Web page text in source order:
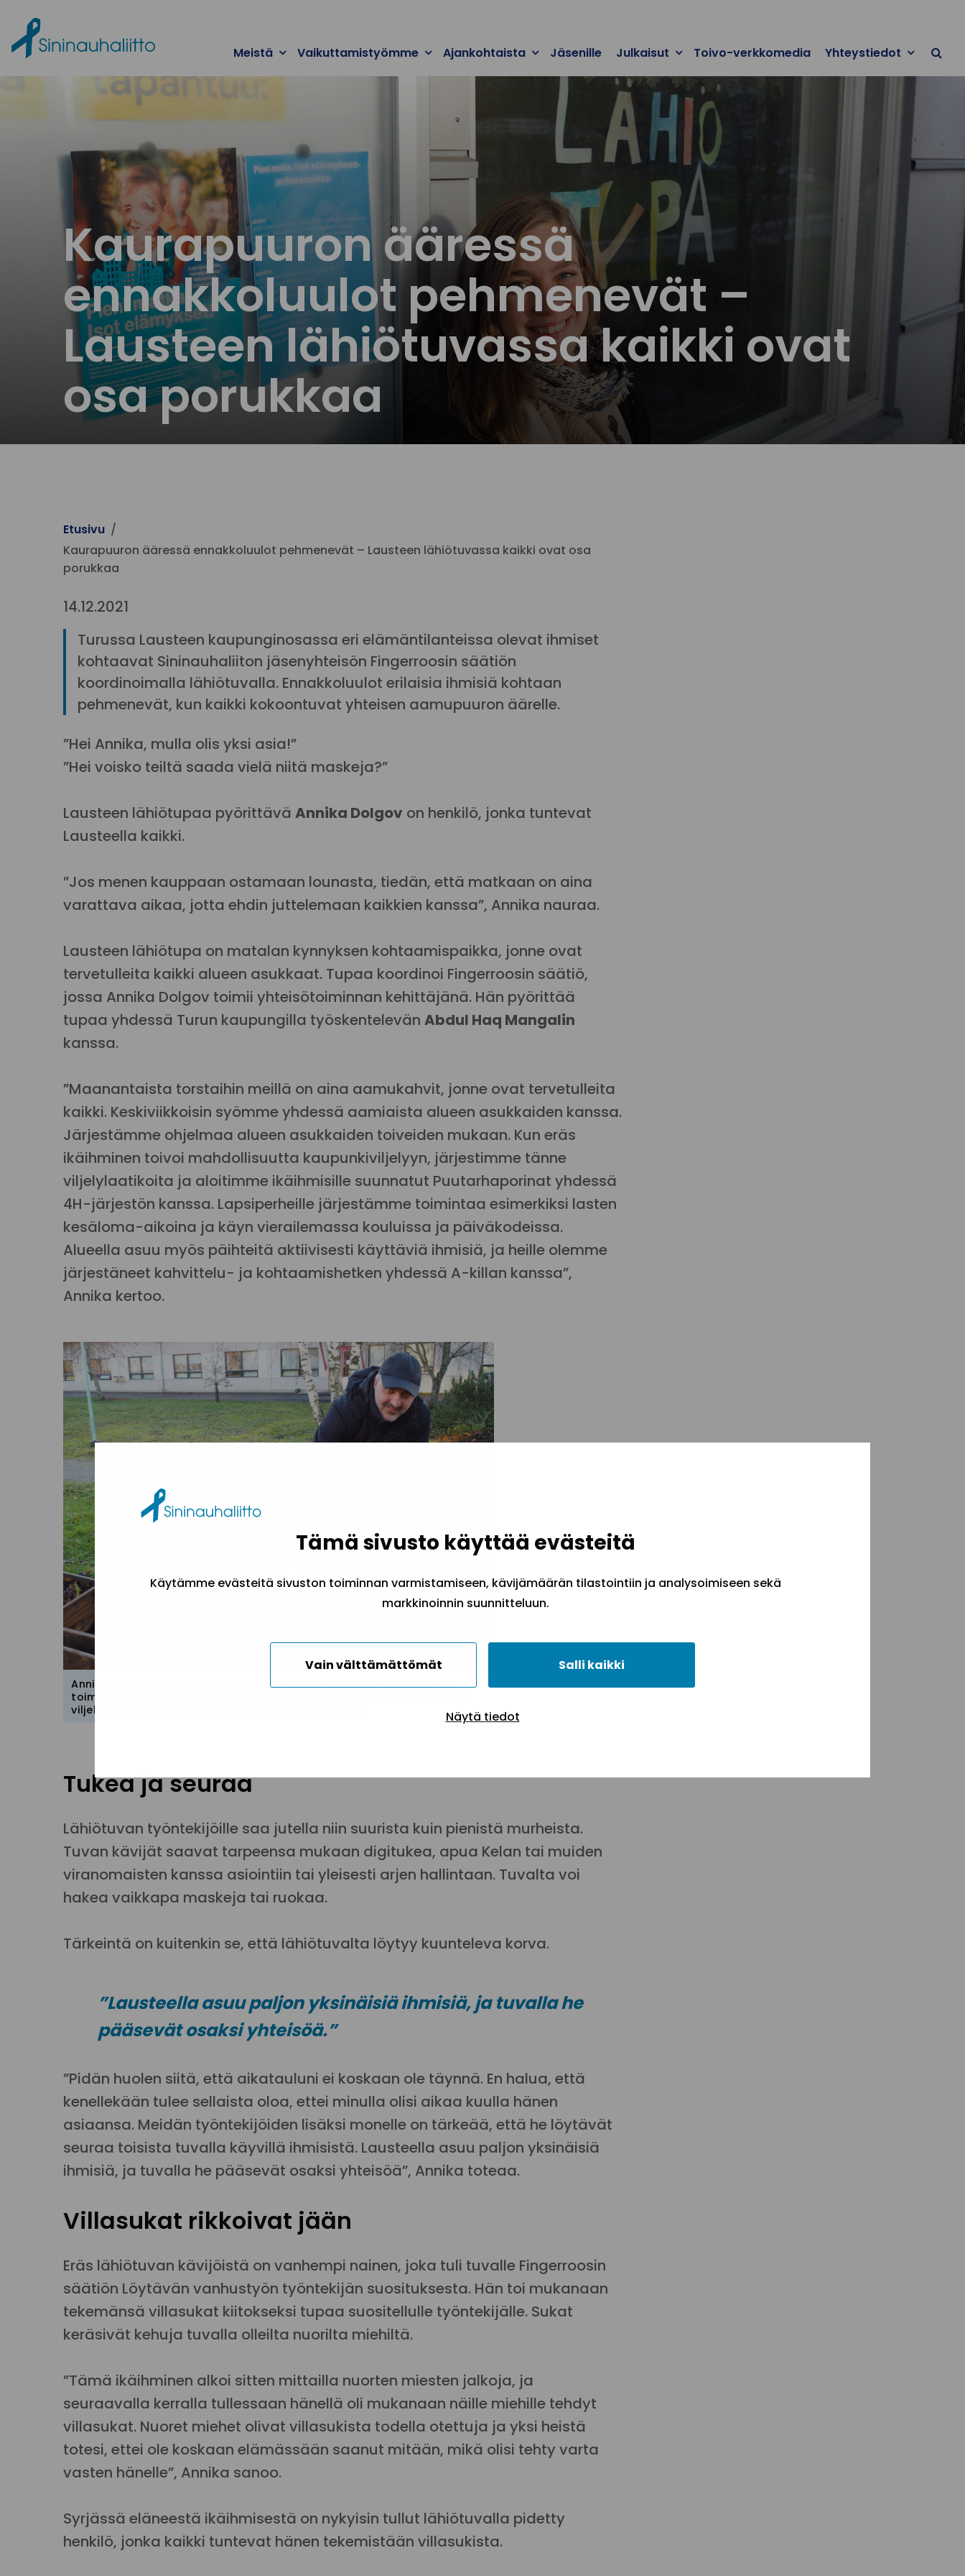
Tämä sivusto käyttää evästeitä
Käytämme evästeitä sivuston toiminnan varmistamiseen, kävijämäärän tilastointiin ja analysoimiseen sekä
markkinoinnin suunnitteluun.
Vain välttämättömät Salli kaikki
Näytä tiedot
Meistä Vaikuttamistyömme Ajankohtaista Jäsenille Julkaisut Toivo-verkkomedia Yhteystiedot
Kaurapuuron ääressä
ennakkoluulot pehmenevät –
Lausteen lähiötuvassa kaikki ovat
osa porukkaa
Etusivu
Kaurapuuron ääressä ennakkoluulot pehmenevät – Lausteen lähiötuvassa kaikki ovat osa
porukkaa
14.12.2021
Turussa Lausteen kaupunginosassa eri elämäntilanteissa olevat ihmiset
kohtaavat Sininauhaliiton jäsenyhteisön Fingerroosin säätiön
koordinoimalla lähiötuvalla. Ennakkoluulot erilaisia ihmisiä kohtaan
pehmenevät, kun kaikki kokoontuvat yhteisen aamupuuron äärelle.
”Hei Annika, mulla olis yksi asia!”
”Hei voisko teiltä saada vielä niitä maskeja?”
Lausteen lähiötupaa pyörittävä Annika Dolgov on henkilö, jonka tuntevat
Lausteella kaikki.
”Jos menen kauppaan ostamaan lounasta, tiedän, että matkaan on aina
varattava aikaa, jotta ehdin juttelemaan kaikkien kanssa”, Annika nauraa.
Lausteen lähiötupa on matalan kynnyksen kohtaamispaikka, jonne ovat
tervetulleita kaikki alueen asukkaat. Tupaa koordinoi Fingerroosin säätiö,
jossa Annika Dolgov toimii yhteisötoiminnan kehittäjänä. Hän pyörittää
tupaa yhdessä Turun kaupungilla työskentelevän Abdul Haq Mangalin
kanssa.
”Maanantaista torstaihin meillä on aina aamukahvit, jonne ovat tervetulleita
kaikki. Keskiviikkoisin syömme yhdessä aamiaista alueen asukkaiden kanssa.
Järjestämme ohjelmaa alueen asukkaiden toiveiden mukaan. Kun eräs
ikäihminen toivoi mahdollisuutta kaupunkiviljelyyn, järjestimme tänne
viljelylaatikoita ja aloitimme ikäihmisille suunnatut Puutarhaporinat yhdessä
4H-järjestön kanssa. Lapsiperheille järjestämme toimintaa esimerkiksi lasten
kesäloma-aikoina ja käyn vierailemassa kouluissa ja päiväkodeissa.
Alueella asuu myös päihteitä aktiivisesti käyttäviä ihmisiä, ja heille olemme
järjestäneet kahvittelu- ja kohtaamishetken yhdessä A-killan kanssa”,
Annika kertoo.
Annika Dolgov ja Abdul Haq Mangal pyörittävät Lausteen lähiötuvan
toimintaa. Alueella asuvan ikäihmisen toiveesta lähituvalle hommattiin
viljelylaatikot, jotka tuottivat kesällä runsaan sadon.
Tukea ja seuraa
Lähiötuvan työntekijöille saa jutella niin suurista kuin pienistä murheista.
Tuvan kävijät saavat tarpeensa mukaan digitukea, apua Kelan tai muiden
viranomaisten kanssa asiointiin tai yleisesti arjen hallintaan. Tuvalta voi
hakea vaikkapa maskeja tai ruokaa.
Tärkeintä on kuitenkin se, että lähiötuvalta löytyy kuunteleva korva.
”Lausteella asuu paljon yksinäisiä ihmisiä, ja tuvalla he
pääsevät osaksi yhteisöä.”
”Pidän huolen siitä, että aikatauluni ei koskaan ole täynnä. En halua, että
kenellekään tulee sellaista oloa, ettei minulla olisi aikaa kuulla hänen
asiaansa. Meidän työntekijöiden lisäksi monelle on tärkeää, että he löytävät
seuraa toisista tuvalla käyvillä ihmisistä. Lausteella asuu paljon yksinäisiä
ihmisiä, ja tuvalla he pääsevät osaksi yhteisöä”, Annika toteaa.
Villasukat rikkoivat jään
Eräs lähiötuvan kävijöistä on vanhempi nainen, joka tuli tuvalle Fingerroosin
säätiön Löytävän vanhustyön työntekijän suosituksesta. Hän toi mukanaan
tekemänsä villasukat kiitokseksi tupaa suositellulle työntekijälle. Sukat
keräsivät kehuja tuvalla olleilta nuorilta miehiltä.
”Tämä ikäihminen alkoi sitten mittailla nuorten miesten jalkoja, ja
seuraavalla kerralla tullessaan hänellä oli mukanaan näille miehille tehdyt
villasukat. Nuoret miehet olivat villasukista todella otettuja ja yksi heistä
totesi, ettei ole koskaan elämässään saanut mitään, mikä olisi tehty varta
vasten hänelle”, Annika sanoo.
Syrjässä eläneestä ikäihmisestä on nykyisin tullut lähiötuvalla pidetty
henkilö, jonka kaikki tuntevat hänen tekemistään villasukista.